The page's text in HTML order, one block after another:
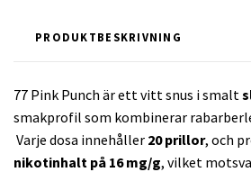
PRODUKTBESKRIVNING
77 Pink Punch är ett vitt snus i smalt
smakprofil som kombinerar
Varje dosa innehåller 20 prillor, och
nikotinhalt på 16 mg/g, vilket